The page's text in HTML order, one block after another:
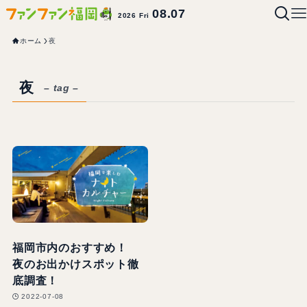
2026 Fri08.07
ホーム 夜
夜 – tag –
福岡市内のおすすめ！
夜のお出かけスポット徹
底調査！
2022-07-08